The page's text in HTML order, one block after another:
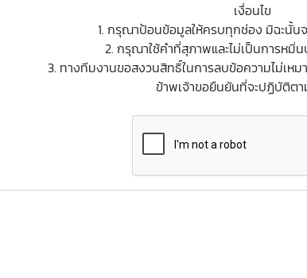
เงื่อนไข
1. กรุณาป้อนข้อมูลให้ครบทุกช่อง มิฉะนั้น
2. กรุณาใช้คำที่สุภาพและไม่เป็นการหมิ่น
3. ทางทีมงานขอสงวนสิทธิ์ในการลบข้อความไม่เหม
ข้าพเจ้าขอยืนยันที่จะปฏิบัติตา